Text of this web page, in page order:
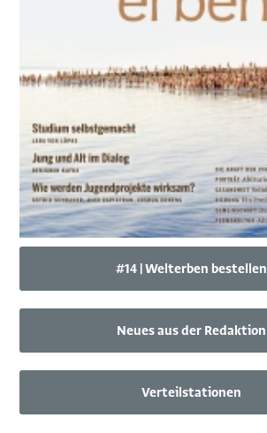
#14 | Welterben bestellen
Neues aus der Redaktion
Verteilstationen